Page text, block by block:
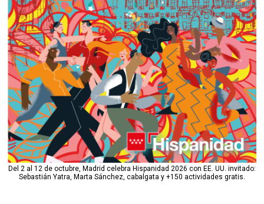
Del 2 al 12 de octubre, Madrid celebra Hispanidad 2026 con EE. UU. invitado:
Sebastián Yatra, Marta Sánchez, cabalgata y +150 actividades gratis.